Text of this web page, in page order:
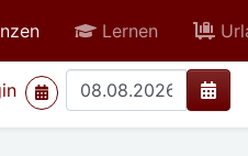
active Lernen
>